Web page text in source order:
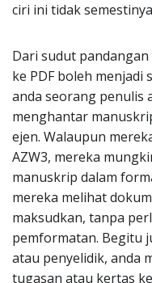
ciri ini tidak
Dari sudut
ke PDF boleh menjadi
anda seorang penulis
menghantar
ejen. Walaupun
AZW3, mereka
manuskrip dalam
mereka melihat
maksudkan, tanpa
pemformatan. Begitu
atau penyelidik, anda
tugasan atau kertas